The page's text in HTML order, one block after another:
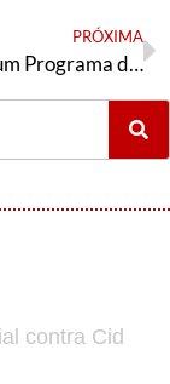
PRÓXIMA
Tese – Por um Programa de Transição Ecossocialista
contra Cid